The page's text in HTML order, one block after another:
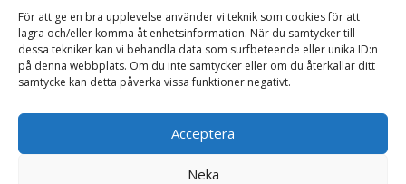
För att ge en bra upplevelse använder vi teknik som cookies för att
lagra och/eller komma åt enhetsinformation. När du samtycker till
dessa tekniker kan vi behandla data som surfbeteende eller unika ID:n
på denna webbplats. Om du inte samtycker eller om du återkallar ditt
samtycke kan detta påverka vissa funktioner negativt.
Acceptera
Neka
Bli först med att recensera ”Påskägg Plåt
Svart, stor (25cm)”
Din e-postadress kommer inte publiceras. Obligatoriska fält
är märkta *
Ditt betyg*